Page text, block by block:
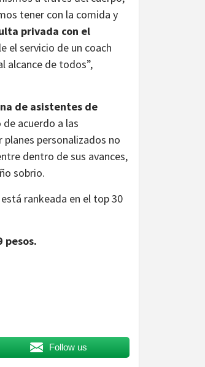
tener con la comida y
privada con el
el servicio de un coach
alcance de todos”,
de asistentes de
acuerdo a las
personalizados no
dentro de sus avances,
sobrio.
rankeada en el top 30
pesos.
Follow us